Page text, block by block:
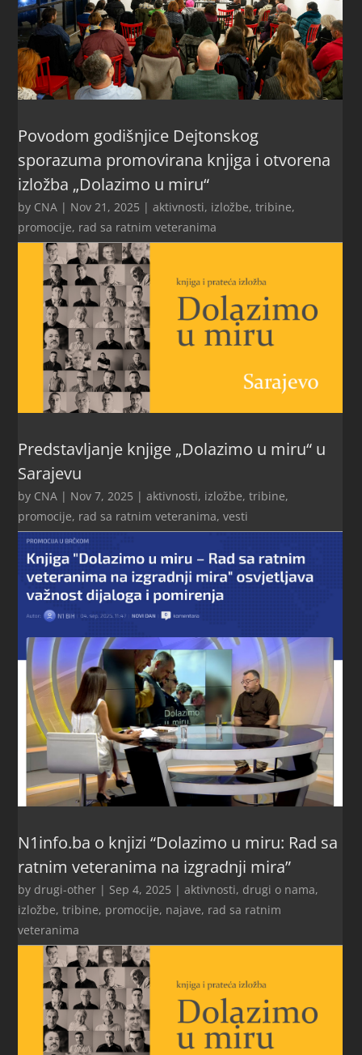
Povodom godišnjice Dejtonskog
sporazuma promovirana knjiga i otvorena
izložba „Dolazimo u miru“
by CNA | Nov 21, 2025 |aktivnosti, izložbe, tribine,
promocije, rad sa ratnim veteranima
Predstavljanje knjige „Dolazimo u miru“ u
Sarajevu
by CNA | Nov 7, 2025 |aktivnosti, izložbe, tribine,
promocije, rad sa ratnim veteranima,vesti
N1info.ba o knjizi “Dolazimo u miru: Rad sa
ratnim veteranima na izgradnji mira”
by drugi-other | Sep 4, 2025 |aktivnosti, drugi o nama,
izložbe, tribine, promocije, najave, rad sa ratnim
veteranima